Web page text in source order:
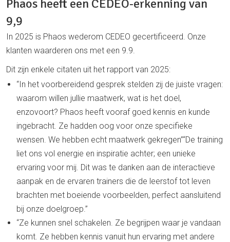
Phaos heeft een CEDEO-erkenning van
9,9
In 2025 is Phaos wederom CEDEO gecertificeerd. Onze
klanten waarderen ons met een 9.9.
Dit zijn enkele citaten uit het rapport van 2025:
“In het voorbereidend gesprek stelden zij de juiste vragen:
waarom willen jullie maatwerk, wat is het doel,
enzovoort? Phaos heeft vooraf goed kennis en kunde
ingebracht. Ze hadden oog voor onze specifieke
wensen. We hebben echt maatwerk gekregen”“De training
liet ons vol energie en inspiratie achter; een unieke
ervaring voor mij. Dit was te danken aan de interactieve
aanpak en de ervaren trainers die de leerstof tot leven
brachten met boeiende voorbeelden, perfect aansluitend
bij onze doelgroep.”
“Ze kunnen snel schakelen. Ze begrijpen waar je vandaan
komt. Ze hebben kennis vanuit hun ervaring met andere